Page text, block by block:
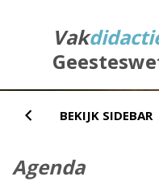
Vak
BEKIJK SIDEBAR
Agenda